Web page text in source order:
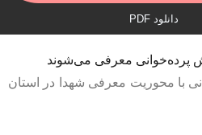
معرفی می‌شوند
معرفی شهدا در استان